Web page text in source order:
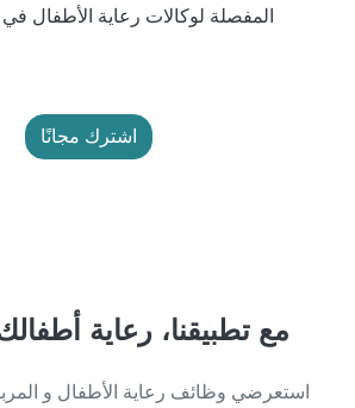
المفصلة لوكالات رعاية الأطفال
اشترك مجانًا
مع تطبيقنا، رعاية
استعرضي وظائف رعاية الأطفال و